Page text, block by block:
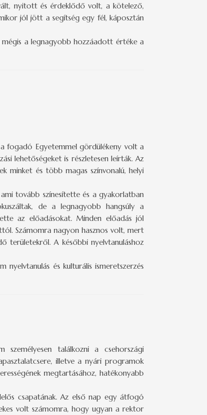
nyitott és érdeklődő volt, a kötelező,
jól jött a segítség egy fél, káposztán
a legnagyobb hozzáadott értéke a
fogadó Egyetemmel gördülékeny volt a
lehetőségeket is részletesen leírták. Az
minket és több magas színvonalú, helyi
tovább színesítette és a gyakorlatban
de a legnagyobb hangsúly a
az előadásokat. Minden előadás jól
Számomra nagyon hasznos volt, mert
területekről. A későbbi nyelvtanuláshoz
és kulturális ismeretszerzés
találkozni a csehországi
illetve a nyári programok
megtartásához, hatékonyabb
csapatának. Az első nap egy átfogó
volt számomra, hogy ugyan a rektor